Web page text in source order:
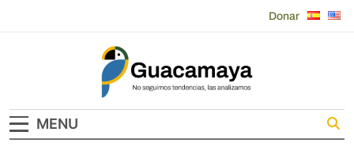
Donar
Guacamaya
MENU